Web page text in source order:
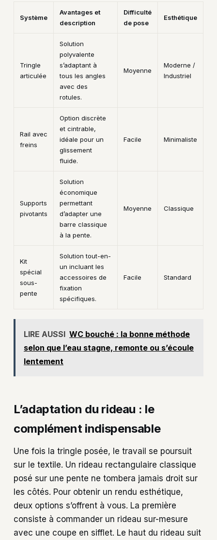
Système
Avantages et
description
Difficulté
de pose
Esthétique
Tringle
articulée
Solution
polyvalente
s’adaptant à
tous les angles
avec des
rotules.
Moyenne
Moderne /
Industriel
Rail avec
freins
Option discrète
et cintrable,
idéale pour un
glissement
fluide.
Facile Minimaliste
Supports
pivotants
Solution
économique
permettant
d’adapter une
barre classique
à la pente.
Moyenne Classique
Kit
spécial
sous-
pente
Solution tout-en-
un incluant les
accessoires de
fixation
spécifiques.
Facile Standard
LIRE AUSSI WC bouché : la bonne méthode
selon que l’eau stagne, remonte ou s’écoule
lentement
L’adaptation du rideau : le
complément indispensable
Une fois la tringle posée, le travail se poursuit
sur le textile. Un rideau rectangulaire classique
posé sur une pente ne tombera jamais droit sur
les côtés. Pour obtenir un rendu esthétique,
deux options s’offrent à vous. La première
consiste à commander un rideau sur-mesure
avec une coupe en sifflet. Le haut du rideau suit